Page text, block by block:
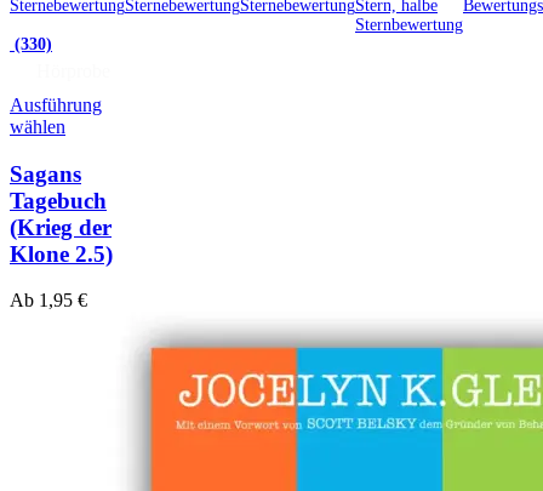
(330)
Ausführung
wählen
Sagans
Tagebuch
(Krieg der
Klone 2.5)
Ab 1,95 €